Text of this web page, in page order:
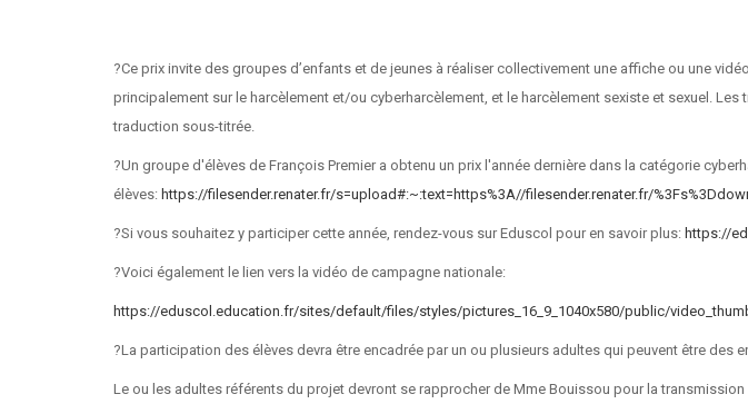
?Ce prix invite des groupes d’enfants et de jeunes à réaliser collectivement une affiche ou une
principalement sur le harcèlement et/ou cyberharcèlement, et le harcèlement sexiste et sexuel.
traduction sous-titrée.
?Un groupe d'élèves de François Premier a obtenu un prix l'année dernière dans la catégorie
élèves: https://filesender.renater.fr/s=upload#:~:text=https%3A//filesender.renater.fr/
?Si vous souhaitez y participer cette année, rendez-vous sur Eduscol pour en savoir plus: https://
?Voici également le lien vers la vidéo de campagne nationale:
https://eduscol.education.fr/sites/default/files/styles/pictures_16_9_1040x580/public/
?La participation des élèves devra être encadrée par un ou plusieurs adultes qui peuvent être des
Le ou les adultes référents du projet devront se rapprocher de Mme Bouissou pour la